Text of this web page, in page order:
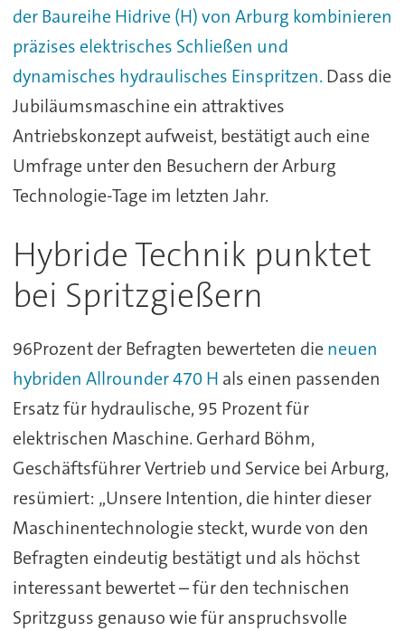
der Baureihe Hidrive (H) von Arburg kombinieren
präzises elektrisches Schließen und
dynamisches hydraulisches Einspritzen. Dass die
Jubiläumsmaschine ein attraktives
Antriebskonzept aufweist, bestätigt auch eine
Umfrage unter den Besuchern der Arburg
Technologie-Tage im letzten Jahr.
Hybride Technik punktet
bei Spritzgießern
96Prozent der Befragten bewerteten die neuen
hybriden Allrounder 470 H als einen passenden
Ersatz für hydraulische, 95 Prozent für
elektrischen Maschine. Gerhard Böhm,
Geschäftsführer Vertrieb und Service bei Arburg,
resümiert: „Unsere Intention, die hinter dieser
Maschinentechnologie steckt, wurde von den
Befragten eindeutig bestätigt und als höchst
interessant bewertet – für den technischen
Spritzguss genauso wie für anspruchsvolle